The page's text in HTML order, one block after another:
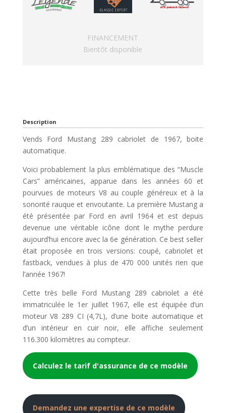
FINANCEMENT
Bientôt disponible
Description
Vends Ford Mustang 289 cabriolet de 1967, boite
automatique.
Voici probablement la plus emblématique des “Muscle
Cars” américaines, apparue dans les années 60 et
pourvues de moteurs V8 au couple généreux et à la
sonorité rauque et envoutante. La première Mustang a
été présentée par Ford en avril 1964 et est depuis
devenue une véritable icône dont le mythe perdure
aujourd’hui encore avec la 6e génération. Ce best seller
était proposée en trois versions: coupé, cabriolet et
fastback, vendues à plus de 470 000 unités rien que
l’année 1967!
Cette très belle Ford Mustang 289 cabriolet a été
immatriculée le 1er juillet 1967, elle est équipée d’un
moteur V8 289 CI (4,7L), d’une boite automatique et
d’un intérieur en cuir noir, elle affiche seulement
116.300 kilomètres au compteur.
Calculez le tarif d'assurance de ce modèle
Demandez une expertise de ce modèle